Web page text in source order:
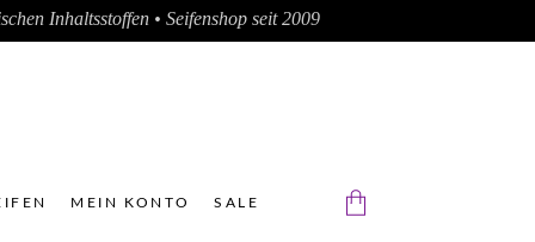
Inhaltsstoffen • Seifenshop seit 2009
MEIN KONTO SALE